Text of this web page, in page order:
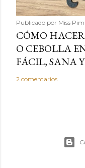
Publicado por Miss
CÓMO
O CEBOLLA
FÁCIL, SANA
2 comentarios